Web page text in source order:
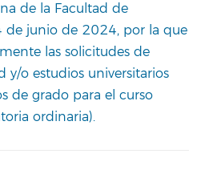
de la Facultad de
de junio de 2024, por la que
las solicitudes de
y/o estudios universitarios
de grado para el curso
ordinaria).